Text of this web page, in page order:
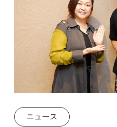
ニュース